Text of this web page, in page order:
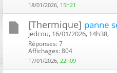
18/01/2026, 15h21
[Thermique] panne
jedcou, 16/01/2026, 14h38, ‎
Réponses: 7
Affichages: 804
17/01/2026, 22h09